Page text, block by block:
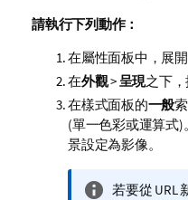
請執行下列動作：
在屬性面板中，展開
在外觀>呈現之下
在樣式面板的一般
(單一色彩或運算式)
景設定為影像。
資
若要從 URL